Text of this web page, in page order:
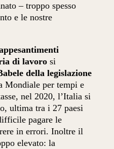
– troppo spesso
e le nostre
di lavoro si
della legislazione
Mondiale per tempi e
nel 2020, l’Italia si
ultima tra i 27 paesi
pagare le
in errori. Inoltre il
elevato: la